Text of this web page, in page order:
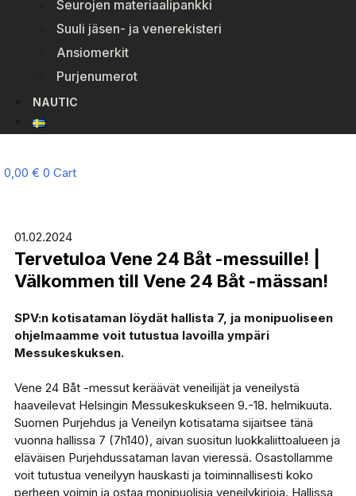
Seurojen materiaalipankki
Suuli jäsen- ja venerekisteri
Ansiomerkit
Purjenumerot
NAUTIC
0,00 € 0 Cart
01.02.2024
Tervetuloa Vene 24 Båt -messuille! |
Välkommen till Vene 24 Båt -mässan!
SPV:n kotisataman löydät hallista 7, ja monipuoliseen
ohjelmaamme voit tutustua lavoilla ympäri
Messukeskuksen.
Vene 24 Båt -messut keräävät veneilijät ja veneilystä
haaveilevat Helsingin Messukeskukseen 9.-18. helmikuuta.
Suomen Purjehdus ja Veneilyn kotisatama sijaitsee tänä
vuonna hallissa 7 (7h140), aivan suositun luokkaliittoalueen ja
eläväisen Purjehdussataman lavan vieressä. Osastollamme
voit tutustua veneilyyn hauskasti ja toiminnallisesti koko
perheen voimin ja ostaa monipuolisia veneilykirjoja. Hallissa